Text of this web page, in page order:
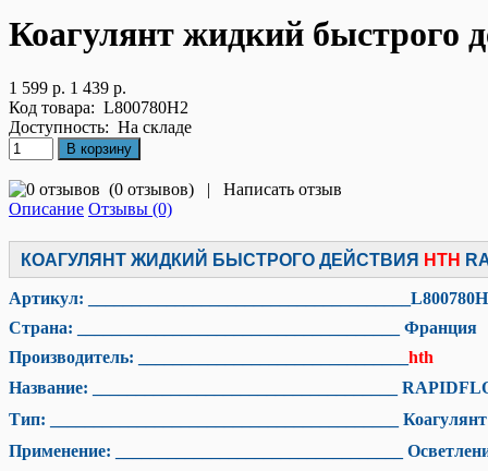
Коагулянт жидкий быстрого
1 599 р. 1 439 р.
Код товара: L800780H2
Доступность: На складе
(0 отзывов) |
Написать отзыв
Описание Отзывы (0)
КОАГУЛЯНТ ЖИДКИЙ БЫСТРОГО ДЕЙСТВИЯ HTH
Артикул:
Страна: _____________________________________ Франция
Производитель: _______________________________ hth
Название: ___________________________________
Тип: ________________________________________ Коагулянт
Применение: _________________________________